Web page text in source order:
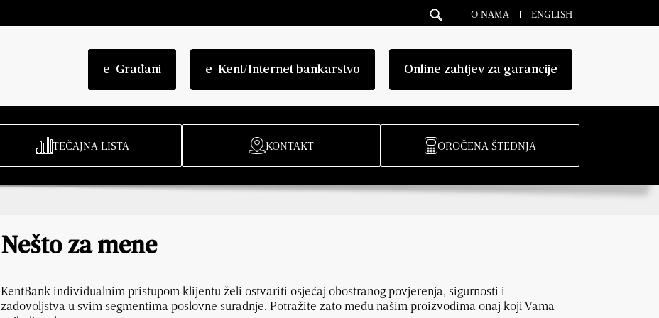
O NAMA ENGLISH
e-Građani e-Kent/Internet bankarstvo Online zahtjev za garancije
TEČAJNA LISTA KONTAKT OROČENA ŠTEDNJA
Nešto za mene
KentBank individualnim pristupom klijentu želi ostvariti osjećaj obostranog povjerenja, sigurnosti i
zadovoljstva u svim segmentima poslovne suradnje. Potražite zato među našim proizvodima onaj koji Vama